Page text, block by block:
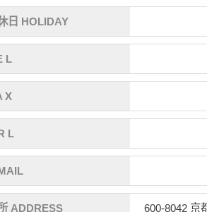
日 HOLIDAY
L
X
L
ADDRESS 600-8042 京